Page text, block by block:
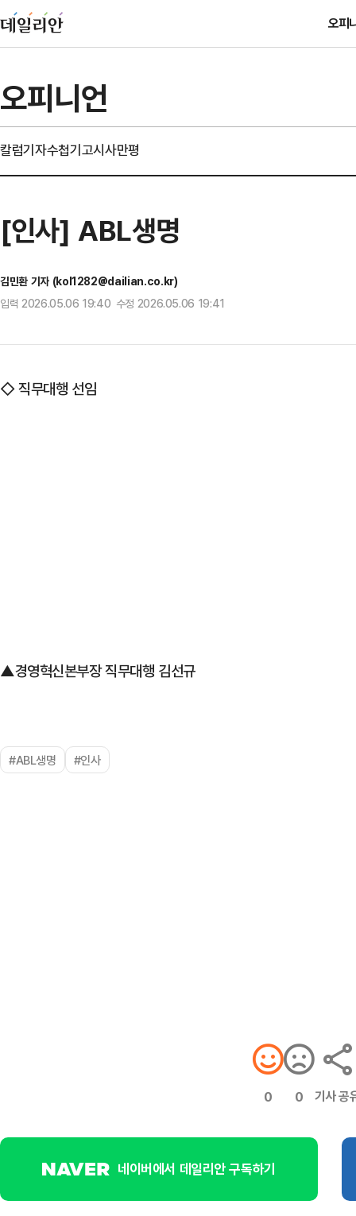
오피
오피니언
칼럼기자수첩기고시사만평
[인사] ABL생명
김민환 기자 (kol1282@dailian.co.kr)
입력 2026.05.06 19:40 수정 2026.05.06 19:41
◇ 직무대행 선임
▲경영혁신본부장 직무대행 김선규
#ABL생명 #인사
0 0 기사 공
네이버에서 데일리안 구독하기